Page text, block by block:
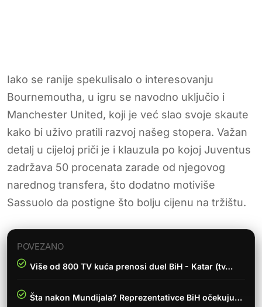
Iako se ranije spekulisalo o interesovanju
Bournemoutha, u igru se navodno uključio i
Manchester United, koji je već slao svoje skaute
kako bi uživo pratili razvoj našeg stopera. Važan
detalj u cijeloj priči je i klauzula po kojoj Juventus
zadržava 50 procenata zarade od njegovog
narednog transfera, što dodatno motiviše
Sassuolo da postigne što bolju cijenu na tržištu.
POVEZANO
Više od 800 TV kuća prenosi duel BiH - Katar (tv…
Šta nakon Mundijala? Reprezentativce BiH očekuju…